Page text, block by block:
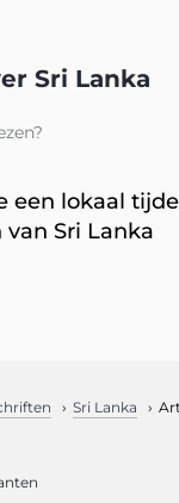
Sri Lanka
een lokaal
Sri Lanka
Sri Lanka